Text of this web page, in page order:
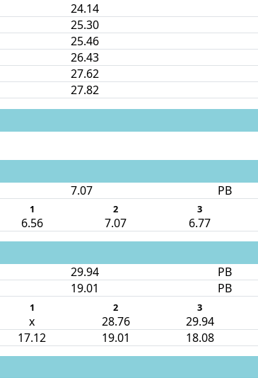
24.14
25.30
25.46
26.43
27.62
27.82
7.07 PB
1 2 3
6.56 7.07 6.77
29.94
PB
19.01 PB
1 2 3
x 28.76 29.94
17.12 19.01 18.08